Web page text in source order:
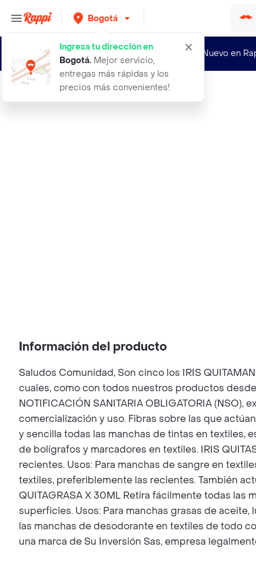
Bogotá
Ingresa tu dirección en
Bogotá. Mejor servicio,
entregas más rápidas y los
precios más convenientes!
¿Nuevo en
1 quitamanchas de tinta iris ropa c
Información del producto
Saludos Comunidad, Son cinco los IRIS
cuales, como con todos nuestros productos
NOTIFICACIÓN SANITARIA OBLIGATORIA
comercialización y uso. Fibras sobre las que
y sencilla todas las manchas de tintas en textiles,
de bolígrafos y marcadores en textiles. IRIS
recientes. Usos: Para manchas de sangre en
textiles, preferiblemente las recientes. También
QUITAGRASA X 30ML Retira fácilmente todas
superficies. Usos: Para manchas grasas de aceite,
las manchas de desodorante en textiles de todo
una marca de Su Inversión Sas, empresa